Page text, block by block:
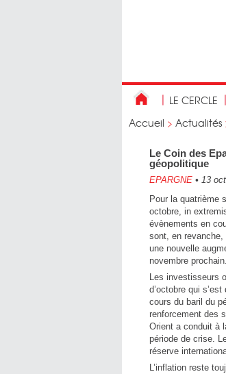
LE CERCLE
Accueil > Actualités
Le Coin des
géopolitique
EPARGNE • 13
Pour la quatrième
octobre, in
évènements en
sont, en revanche,
une nouvelle
novembre prochain.
Les investisseurs
d’octobre qui
cours du baril du
renforcement des
Orient a conduit à
période de crise.
réserve
L’inflation reste